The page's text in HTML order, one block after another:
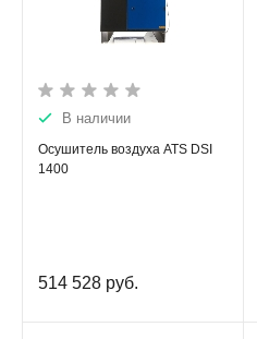
В наличии
Осушитель воздуха ATS DSI
1400
514 528 руб.